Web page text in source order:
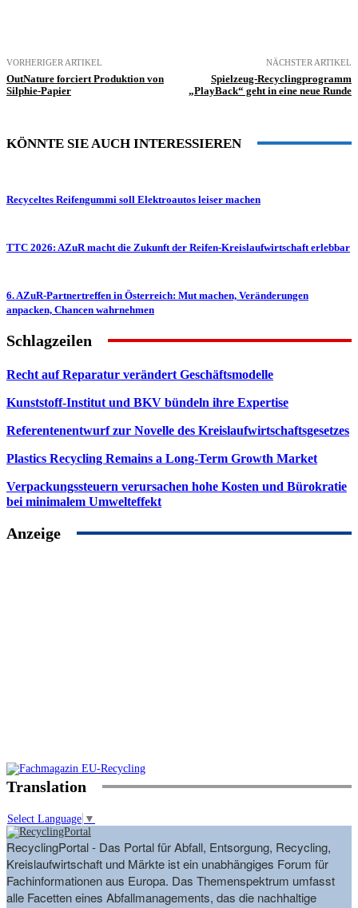
VORHERIGER ARTIKEL
OutNature forciert Produktion von
Silphie-Papier
NÄCHSTER ARTIKEL
Spielzeug-Recyclingprogramm
„PlayBack“ geht in eine neue Runde
KÖNNTE SIE AUCH INTERESSIEREN
Recyceltes Reifengummi soll Elektroautos leiser machen
TTC 2026: AZuR macht die Zukunft der Reifen-Kreislaufwirtschaft erlebbar
6. AZuR-Partnertreffen in Österreich: Mut machen, Veränderungen
anpacken, Chancen wahrnehmen
Schlagzeilen
Recht auf Reparatur verändert Geschäftsmodelle
Kunststoff-Institut und BKV bündeln ihre Expertise
Referentenentwurf zur Novelle des Kreislaufwirtschaftsgesetzes
Plastics Recycling Remains a Long-Term Growth Market
Verpackungssteuern verursachen hohe Kosten und Bürokratie
bei minimalem Umwelteffekt
Anzeige
Translation
Select Language ▼
RecyclingPortal - Das Portal für Abfall, Entsorgung, Recycling,
Kreislaufwirtschaft und Märkte ist ein unabhängiges Forum für
Fachinformationen aus Europa. Das Themenspektrum umfasst
alle Facetten eines Abfallmanagements, das die nachhaltige